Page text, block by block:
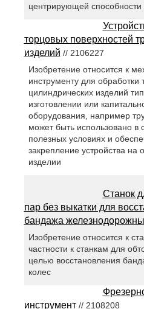
центрирующей способности
торцовых поверхностей
изделий // 2106227
Изобретение относится к
инструменту для обработки
цилиндрических изделий
изготовлении или
оборудования, например
может быть использовано в
полезных условиях и
закрепление устройства на
изделии
Станок
пар без выкатки для
бандажа
Изобретение относится к
частности к станкам для
целью восстановления
колес
инструмент// 2108208